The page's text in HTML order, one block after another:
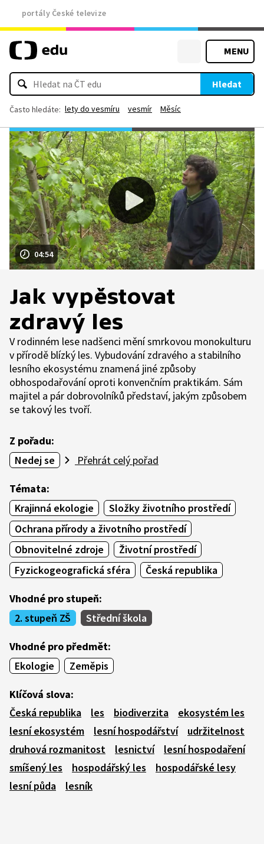
portály České televize
MENU
Hledat
Často hledáte: lety do vesmíru vesmír Měsíc
04:54
Jak vypěstovat
zdravý les
V rodinném lese nadšenci mění smrkovou monokulturu
v přírodě blízký les. Vybudování zdravého a stabilního
lesního ekosystému znamená jiné způsoby
obhospodařování oproti konvenčním praktikám. Sám
majitel a pár dobrovolníků představí, jakým způsobem
se takový les tvoří.
Z pořadu:
Nedej se
Přehrát celý pořad
Témata:
Krajinná ekologie
Složky životního prostředí
Ochrana přírody a životního prostředí
Obnovitelné zdroje
Životní prostředí
Fyzickogeografická sféra
Česká republika
Vhodné pro stupeň:
2. stupeň ZŠ
Střední škola
Vhodné pro předmět:
Ekologie
Zeměpis
Klíčová slova:
Česká republika
les biodiverzita
ekosystém les
lesní ekosystém
lesní hospodářství
udržitelnost
druhová rozmanitost
lesnictví
lesní hospodaření
smíšený les
hospodářský les
hospodářské lesy
lesní půda
lesník